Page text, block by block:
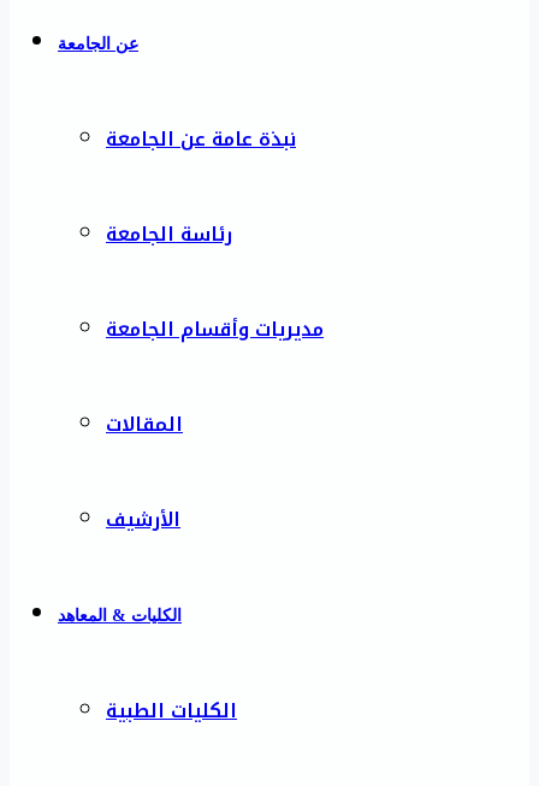
عن الجامعة
نبذة عامة عن الجامعة
رئاسة الجامعة
مديريات وأقسام الجامعة
المقالات
الأرشيف
الكليات & المعاهد
الكليات الطبية